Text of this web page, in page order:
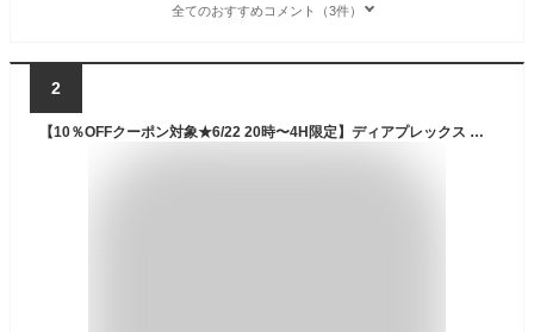
全てのおすすめコメント（3件）
2
【10％OFFクーポン対象★6/22 20時〜4H限定】ディアプレックス 高機能 レディースジャケット おしゃれ ランニングウェア アウトドア スポーツウェア 防水 耐水圧 防風 撥水 透湿 反射材使用 蒸れない 低結露素材 専用収納バッグ